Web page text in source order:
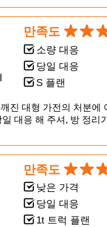
만족도
소량 대응
당일 대응
S 플랜
진 대형 가전의 처분에
대응 해 주셔, 방 정리
만족도
낮은 가격
당일 대응
1t 트럭 플랜